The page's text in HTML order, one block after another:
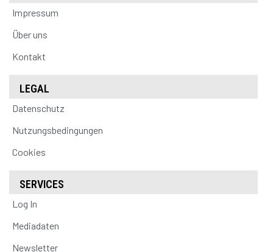
Impressum
Über uns
Kontakt
LEGAL
Datenschutz
Nutzungsbedingungen
Cookies
SERVICES
Log In
Mediadaten
Newsletter